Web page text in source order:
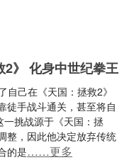
》 化身中世纪拳王
己在《天国：拯救2》
手战斗通关，甚至将自
一挑战源于《天国：拯
整，因此他决定放弃传统
的是……更多